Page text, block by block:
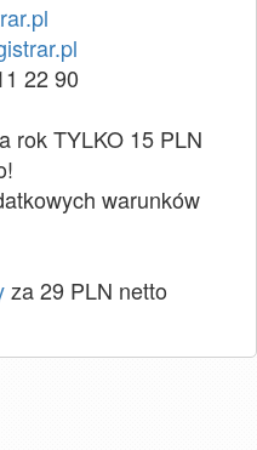
22 90
rok TYLKO 15 PLN
warunków
za 29 PLN netto